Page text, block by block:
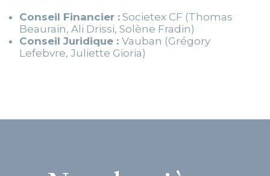
Conseil Financier : Societex CF (Thomas
Beaurain, Ali Drissi, Solène Fradin)
Conseil Juridique : Vauban (Grégory
Lefebvre, Juliette Gioria)